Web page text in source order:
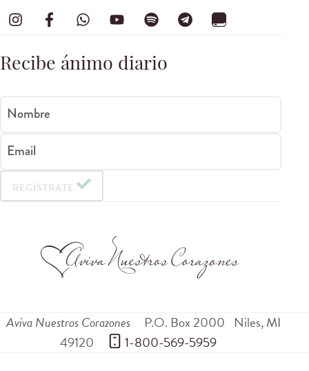
Recibe ánimo diario
Nombre
Email
REGÍSTRATE
Aviva Nuestros Corazones P.O. Box 2000 Niles,MI
49120
1-800-569-5959